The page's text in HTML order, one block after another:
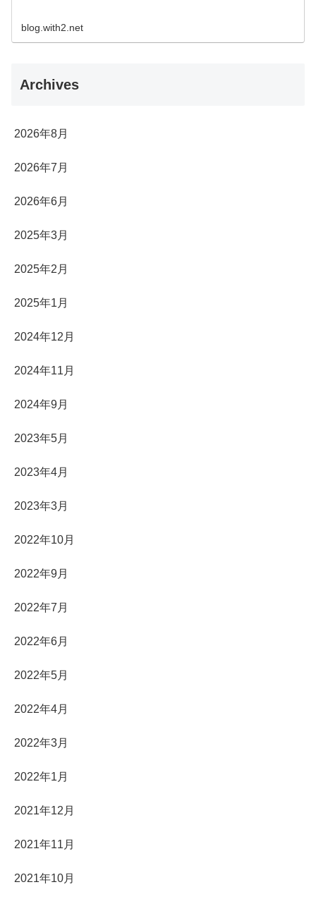
blog.with2.net
Archives
2026年8月
2026年7月
2026年6月
2025年3月
2025年2月
2025年1月
2024年12月
2024年11月
2024年9月
2023年5月
2023年4月
2023年3月
2022年10月
2022年9月
2022年7月
2022年6月
2022年5月
2022年4月
2022年3月
2022年1月
2021年12月
2021年11月
2021年10月